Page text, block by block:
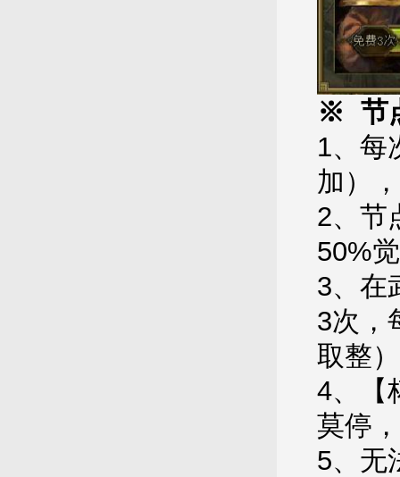
※ 节
1、每
加）
2、节
50%
3、在
3次，
取整
4、【
莫停
5、无